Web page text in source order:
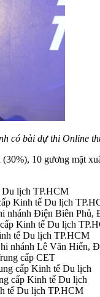
có bài dự thi Online
10 gương mặt
lịch TP.HCM
Kinh tế Du lịch
nhánh Điện Biên Phủ,
Kinh tế Du lịch
tế Du lịch TP.HCM
nhánh Lê Văn Hiến,
cấp CET
cấp Kinh tế Du lịch
cấp Kinh tế Du lịch
tế Du lịch TP.HCM